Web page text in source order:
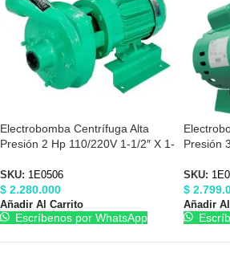
Electrobomba Centrífuga Alta
Presión 2 Hp 110/220V 1-1/2″ X 1-
SKU: 1E0506
$ 2.280.000
Añadir Al Carrito
Escríbenos por WhatsApp
Presión
SKU:
$
Añadir